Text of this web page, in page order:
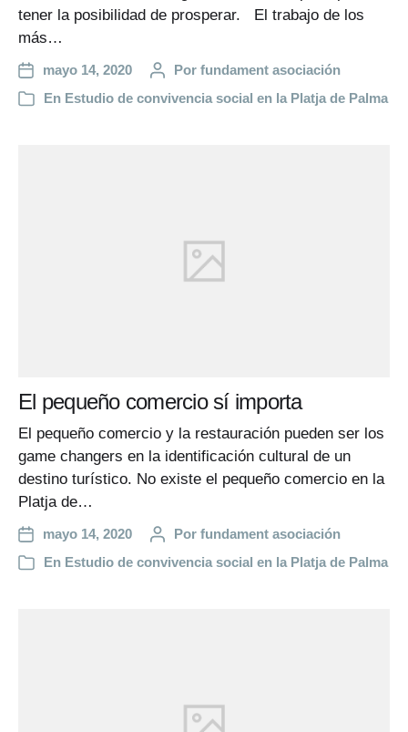
tener la posibilidad de prosperar. El trabajo de los
más…
mayo 14, 2020 Por fundament asociación
En Estudio de convivencia social en la Platja de Palma
El pequeño comercio sí importa
El pequeño comercio y la restauración pueden ser los
game changers en la identificación cultural de un
destino turístico. No existe el pequeño comercio en la
Platja de…
mayo 14, 2020 Por fundament asociación
En Estudio de convivencia social en la Platja de Palma